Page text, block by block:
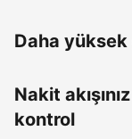
Daha
Nakit
kontrol